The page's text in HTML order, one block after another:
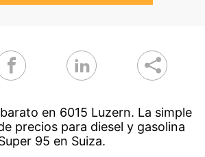
en 6015 Luzern. La simple
precios para diesel y gasolina
95 en Suiza.